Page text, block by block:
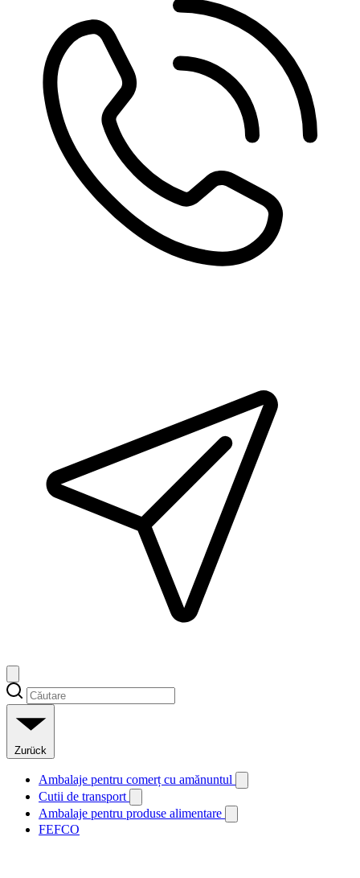
Zurück
Ambalaje pentru comerț cu amănuntul
Cutii de transport
Ambalaje pentru produse alimentare
FEFCO